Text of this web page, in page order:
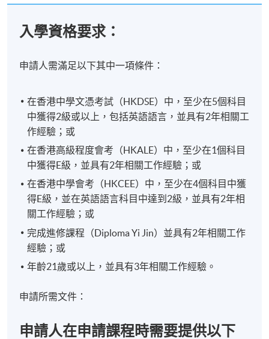
入學資格要求：
申請人需滿足以下其中一項條件：
在香港中學文憑考試（HKDSE）中，至少在5個科目
中獲得2級或以上，包括英語語言，並具有2年相關工
作經驗；或
在香港高級程度會考（HKALE）中，至少在1個科目
中獲得E級，並具有2年相關工作經驗；或
在香港中學會考（HKCEE）中，至少在4個科目中獲
得E級，並在英語語言科目中達到2級，並具有2年相
關工作經驗；或
完成進修課程（Diploma Yi Jin）並具有2年相關工作
經驗；或
年齡21歲或以上，並具有3年相關工作經驗。
申請所需文件：
申請人在申請課程時需要提供以下